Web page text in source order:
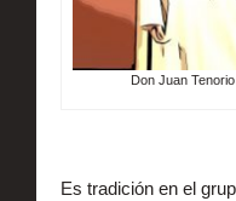
Galería de Fotos
Don Juan
Es tradición en el